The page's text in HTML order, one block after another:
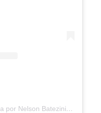
Uma publicação compartilhada por Nelson Batezini (@bateziniuro)